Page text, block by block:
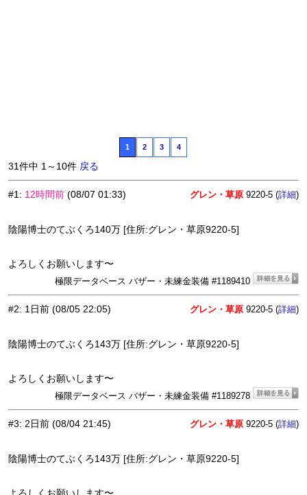
1 2 3 4
31件中 1～10件 戻る
#1: 12時間前 (08/07 01:33) グレン・草原 9220-5 (詳細)
陰陽博士のてぶくろ140万 [住所:グレン・草原9220-5]
よろしくお願いします〜
極限データベース バザー・未練金装備 #1189410
#2: 1日前 (08/05 22:05) グレン・草原 9220-5 (詳細)
陰陽博士のてぶくろ143万 [住所:グレン・草原9220-5]
よろしくお願いします〜
極限データベース バザー・未練金装備 #1189278
#3: 2日前 (08/04 21:45) グレン・草原 9220-5 (詳細)
陰陽博士のてぶくろ143万 [住所:グレン・草原9220-5]